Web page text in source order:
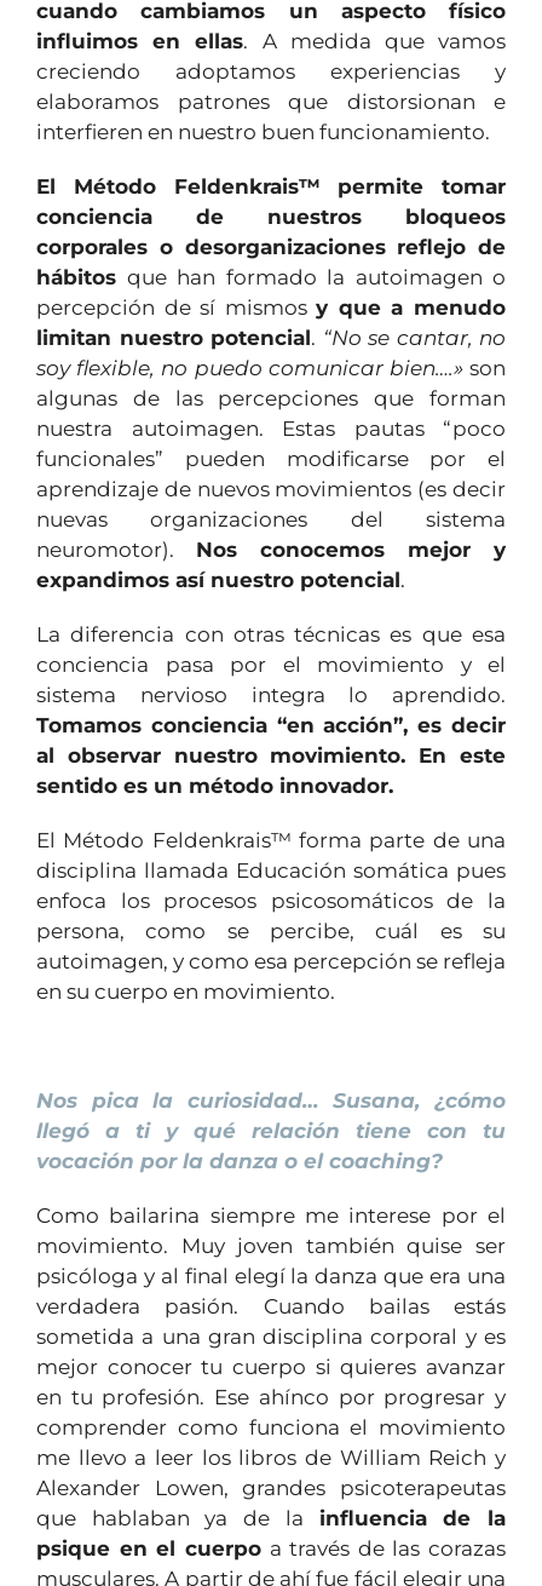
cuando cambiamos un aspecto físico
influimos en ellas. A medida que vamos
creciendo adoptamos experiencias y
elaboramos patrones que distorsionan e
interfieren en nuestro buen funcionamiento.
El Método Feldenkrais™ permite tomar
conciencia de nuestros bloqueos
corporales o desorganizaciones reflejo de
hábitos que han formado la autoimagen o
percepción de sí mismosy que a menudo
limitan nuestro potencial. “No se cantar, no
soy flexible, no puedo comunicar bien….»son
algunas de las percepciones que forman
nuestra autoimagen. Estas pautas “poco
funcionales” pueden modificarse por el
aprendizaje de nuevos movimientos (es decir
nuevas organizaciones del sistema
neuromotor). Nos conocemos mejor y
expandimos así nuestro potencial.
La diferencia con otras técnicas es que esa
conciencia pasa por el movimiento y el
sistema nervioso integra lo aprendido.
Tomamos conciencia “en acción”, es decir
al observar nuestro movimiento. En este
sentido es un método innovador.
El Método Feldenkrais™ forma parte de una
disciplina llamada Educación somática pues
enfoca los procesos psicosomáticos de la
persona, como se percibe, cuál es su
autoimagen, y como esa percepción se refleja
en su cuerpo en movimiento.
Nos pica la curiosidad… Susana, ¿cómo
llegó a ti y qué relación tiene con tu
vocación por la danza o el coaching?
Como bailarina siempre me interese por el
movimiento. Muy joven también quise ser
psicóloga y al final elegí la danza que era una
verdadera pasión. Cuando bailas estás
sometida a una gran disciplina corporal y es
mejor conocer tu cuerpo si quieres avanzar
en tu profesión. Ese ahínco por progresar y
comprender como funciona el movimiento
me llevo a leer los libros de William Reich y
Alexander Lowen, grandes psicoterapeutas
que hablaban ya de la influencia de la
psique en el cuerpoa través de las corazas
musculares. A partir de ahí fue fácil elegir una